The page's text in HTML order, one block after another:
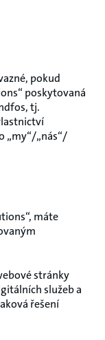
pokud
poskytovaná
tj.
„my“/„nás“/
máte
stránky
služeb a
řešení